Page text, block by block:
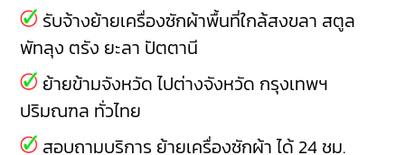
รับจ้างย้ายเครื่องซักผ้าพื้นที่ใกล้สงขลา สตูล
พัทลุง ตรัง ยะลา ปัตตานี
ย้ายข้ามจังหวัด ไปต่างจังหวัด กรุงเทพฯ
ปริมณฑล ทั่วไทย
สอบถามบริการ ย้ายเครื่องซักผ้า ได้ 24 ชม.